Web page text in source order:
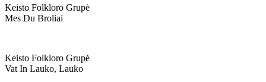
Keisto Folkloro Grupė
Mes Du Broliai
Keisto Folkloro Grupė
Vat In Lauko, Lauko